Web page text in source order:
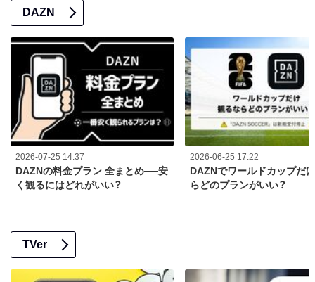
DAZN
2026-07-25 14:37
DAZNの料金プラン 全まとめ──安
く観るにはどれがいい？
2026-06-25 17:22
DAZNでワールドカップだ
らどのプランがいい？
TVer